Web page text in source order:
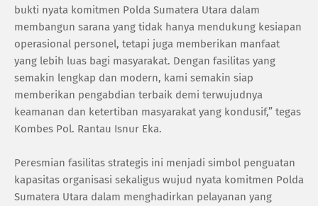
bukti nyata komitmen Polda Sumatera Utara dalam
membangun sarana yang tidak hanya mendukung kesiapan
operasional personel, tetapi juga memberikan manfaat
yang lebih luas bagi masyarakat. Dengan fasilitas yang
semakin lengkap dan modern, kami semakin siap
memberikan pengabdian terbaik demi terwujudnya
keamanan dan ketertiban masyarakat yang kondusif,” tegas
Kombes Pol. Rantau Isnur Eka.
‎Peresmian fasilitas strategis ini menjadi simbol penguatan
kapasitas organisasi sekaligus wujud nyata komitmen Polda
Sumatera Utara dalam menghadirkan pelayanan yang